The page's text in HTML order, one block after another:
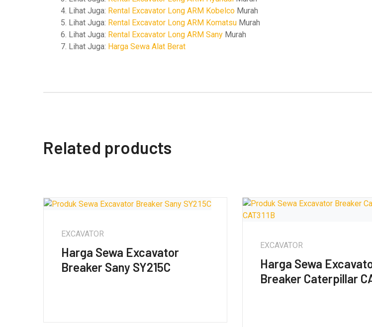
4. Lihat Juga: Rental Excavator Long ARM Kobelco Murah
5. Lihat Juga: Rental Excavator Long ARM Komatsu Murah
6. Lihat Juga: Rental Excavator Long ARM Sany Murah
7. Lihat Juga: Harga Sewa Alat Berat
Related products
EXCAVATOR
Harga Sewa Excavator
Breaker Sany SY215C
EXCAVATOR
Harga Sewa
Breaker Caterpillar